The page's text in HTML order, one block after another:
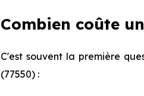
Combien coûte
C'est souvent la première
(77550) :